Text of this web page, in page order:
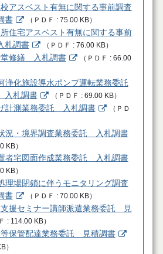
アスベスト有無に関する事前調査
書
（ ＰＤＦ 75.00 KB）
住宅アスベスト有無に関する事前
札調書
（ ＰＤＦ 76.00 KB）
修繕 入札調書 （ ＰＤＦ
66.00
化施設導水ポンプ運転業務委託
入札調書
（ ＰＤＦ 69.00 KB）
計測業務委託 入札調書 （ ＰＤ
況・境界調査業務委託 入札調書
KB）
者宅図面作成業務委託 入札調書
KB）
場閉鎖に伴うモニタリング調査
書
（ ＰＤＦ 70.00 KB）
援セミナー講師派遣業務委託 見
114.00 KB）
保管配達業務委託 見積調書
）